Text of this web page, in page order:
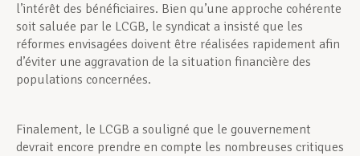
l’intérêt des bénéficiaires. Bien qu’une approche cohérente
soit saluée par le LCGB, le syndicat a insisté que les
réformes envisagées doivent être réalisées rapidement afin
d’éviter une aggravation de la situation financière des
populations concernées.
Finalement, le LCGB a souligné que le gouvernement
devrait encore prendre en compte les nombreuses critiques